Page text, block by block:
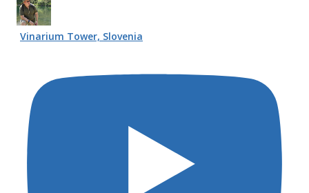
Vinarium Tower, Slovenia